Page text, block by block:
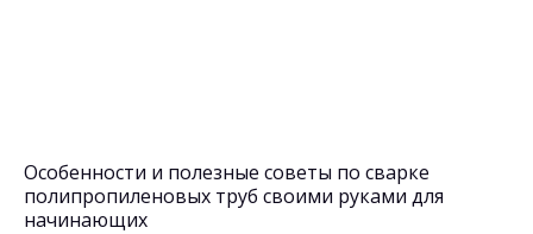
Особенности и полезные советы по сварке
полипропиленовых труб своими руками для
начинающих